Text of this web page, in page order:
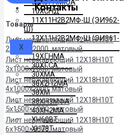
Контакты
X
07Х3ГНМЮА
10ХСНД
11Х11Н2В2МФ-Ш (ЭИ962-
Ш)
13Х11Н2В2МФ-Ш (ЭИ961-
Ш)
19ХГНМА
30ХГСА
30ХМА
38Х2Н2МА
38ХМ
38ХН3МФА
40ХН2МА
ХН60ВТ
ХН78Т
Товары
Лист нержавеющий 12Х18Н10Т
2x1000x2000, матовый
Лист нержавеющий 12Х18Н10Т
3x1000x2000, матовый
Лист нержавеющий 12Х18Н10Т
4x1000x2000, матовый
Лист нержавеющий 12Х18Н10Т
5х1500×6000, матовый
Лист нержавеющий 12Х18Н10Т
6х1500×6000, матовый